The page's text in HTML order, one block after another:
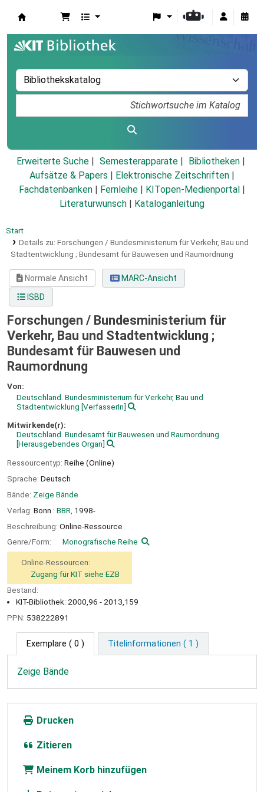
Erweiterte Suche Semesterapparate
Bibliotheken
Aufsätze & Papers
Elektronische Zeitschriften
Fachdatenbanken
Fernleihe KITopen-Medienportal
Literaturwunsch
Kataloganleitung
Start
Details zu: Forschungen / Bundesministerium für Verkehr, Bau und
Stadtentwicklung ; Bundesamt für Bauwesen und Raumordnung
Normale Ansicht
MARC-Ansicht
ISBD
Forschungen / Bundesministerium für
Verkehr, Bau und Stadtentwicklung ;
Bundesamt für Bauwesen und
Raumordnung
Von:
Deutschland. Bundesministerium für Verkehr, Bau und
Stadtentwicklung [VerfasserIn]
Mitwirkende(r):
Deutschland. Bundesamt für Bauwesen und Raumordnung
[Herausgebendes Organ]
Ressourcentyp: Reihe (Online)
Sprache: Deutsch
Bände: Zeige Bände
Verlag: Bonn : BBR, 1998-
Beschreibung: Online-Ressource
Genre/Form:
Monografische Reihe
Online-Ressourcen:
Zugang für KIT siehe EZB
Bestand:
KIT-Bibliothek: 2000,96 - 2013,159
PPN: 538222891
Exemplare ( 0 ) Titelinformationen ( 1 )
Zeige Bände
Drucken
Zitieren
Meinem Korb hinzufügen